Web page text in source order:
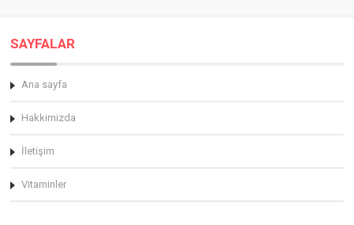
SAYFALAR
Ana sayfa
Hakkimizda
İletişim
Vitaminler